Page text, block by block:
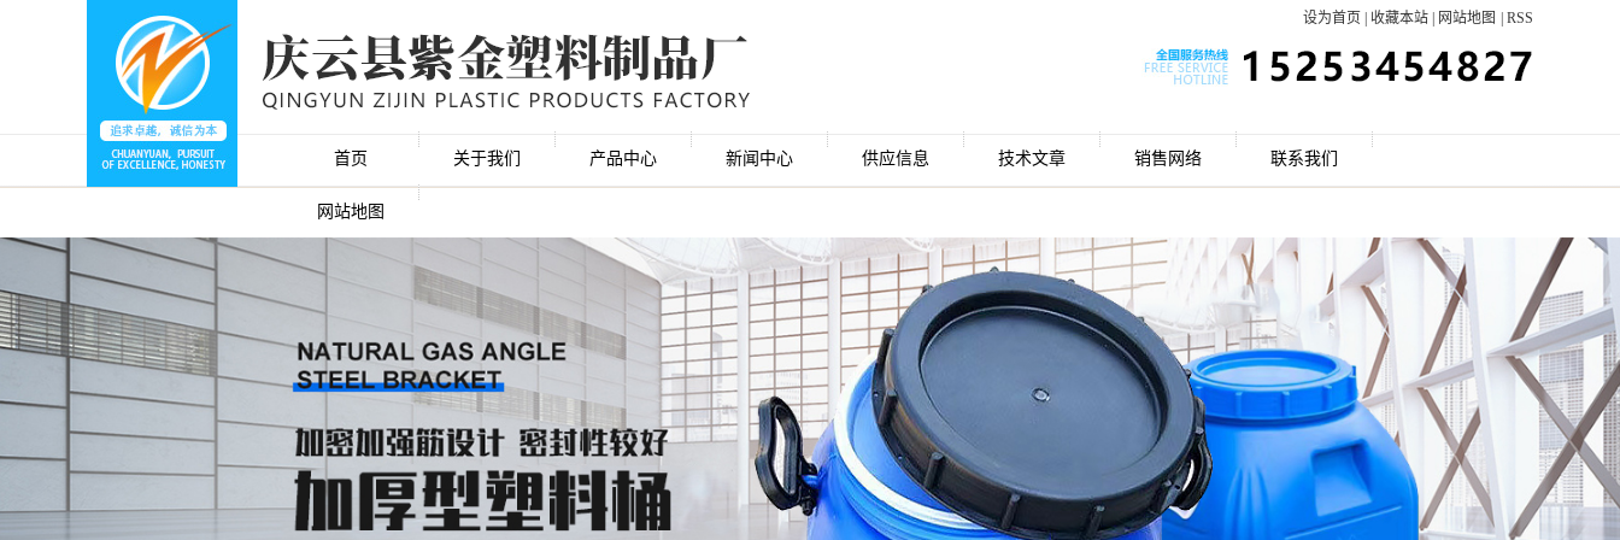
设为首页 收藏本站 网站地图 RSS
首页 关于我们 产品中心 新闻中心 供应信息 技术文章 销售网络 联系我们
网站地图